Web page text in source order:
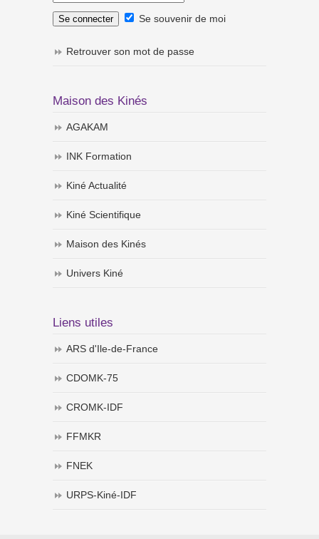
Se souvenir de moi
Retrouver son mot de passe
Maison des Kinés
AGAKAM
INK Formation
Kiné Actualité
Kiné Scientifique
Maison des Kinés
Univers Kiné
Liens utiles
ARS d'Ile-de-France
CDOMK-75
CROMK-IDF
FFMKR
FNEK
URPS-Kiné-IDF